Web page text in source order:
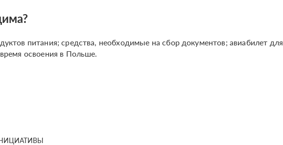
питания; средства, необходимые на сбор документов; авиабилет для
освоения в Польше.